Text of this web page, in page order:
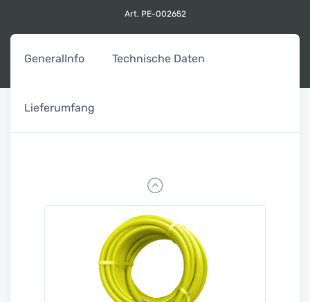
Art. PE-002652
GeneralInfo Technische Daten
Lieferumfang
Previous